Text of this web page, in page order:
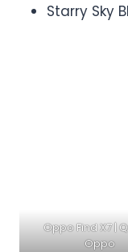
Starry Sky
Oppo Find X7 |
Oppo